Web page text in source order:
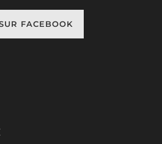
FACEBOOK